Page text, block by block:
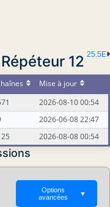
25.5E
12
Mise à jour
2026-08-10 00:54
2026-06-08 22:47
2026-08-08 00:54
Options
avancées
▼